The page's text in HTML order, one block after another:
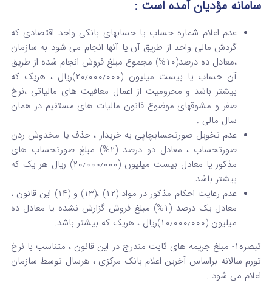
سامانه مؤدیان آمده است :
عدم اعلام شماره حساب یا حسابهای بانکی واحد اقتصادی که
گردش مالی واحد از طریق آن یا آنها انجام می شود به سازمان
،معادل ده درصد(۱۰%) مجموع مبلغ فروش انجام شده از طریق
آن حساب یا بیست میلیون (۲۰٫۰۰۰٫۰۰۰)ریال ، هریک که
بیشتر باشد و محرومیت از اعمال معافیت های مالیاتی ،نرخ
صفر و مشوقهای موضوع قانون مالیات های مستقیم در همان
سال مالی .
عدم تخویل صورتحسابچاپی به خریدار ، حذف یا مخدوش ردن
صورتحساب ، معادل دو درصد (۲%) مبلغ صورتحساب های
مذکور یا معادل بیست میلیون (۲۰٫۰۰۰٫۰۰۰) ریال هر یک که
بیشتر باشد.
عدم رعایت احکام مذکور در مواد (۱۲) ،(۱۳) و (۱۴) این قانون ،
معادل یک درصد (۱%) مبلغ فروش گزارش نشده یا معادل ده
میلیون (۱۰٫۰۰۰٫۰۰۰)ریال ، هریک که بیشتر باشد.
تبصره۱- مبلغ جریمه های ثابت مندرج در این قانون ، متناسب با نرخ
تورم سالانه براساس آخرین اعلام بانک مرکزی ، هرسال توسط سازمان
اعلام می شود .